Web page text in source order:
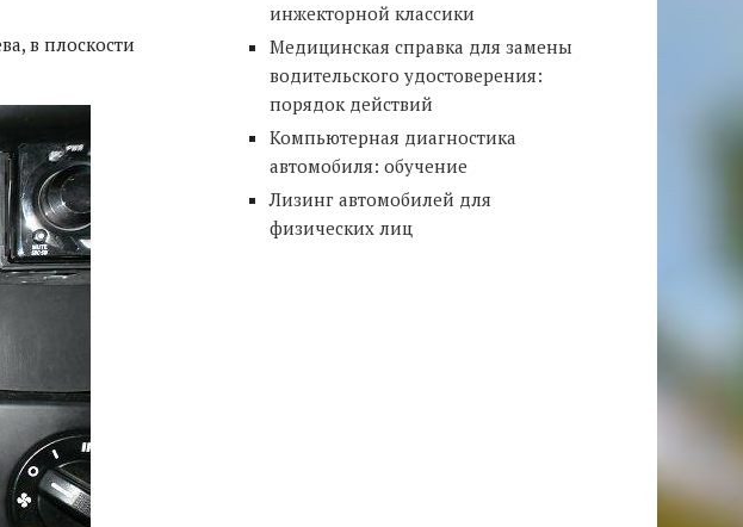
в плоскости
инжекторной классики
Медицинская справка для замены
водительского удостоверения:
порядок действий
Компьютерная диагностика
автомобиля: обучение
Лизинг автомобилей для
физических лиц